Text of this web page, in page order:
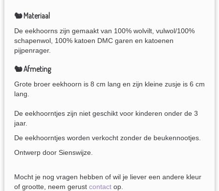
🐿 Materiaal
De eekhoorns zijn gemaakt van 100% wolvilt, vulwol/100%
schapenwol, 100% katoen DMC garen en katoenen
pijpenrager.
🐿 Afmeting
Grote broer eekhoorn is 8 cm lang en zijn kleine zusje is 6 cm
lang.
De eekhoorntjes zijn niet geschikt voor kinderen onder de 3
jaar.
De eekhoorntjes worden verkocht zonder de beukennootjes.
Ontwerp door Sienswijze.
Mocht je nog vragen hebben of wil je liever een andere kleur
of grootte, neem gerust contactop.